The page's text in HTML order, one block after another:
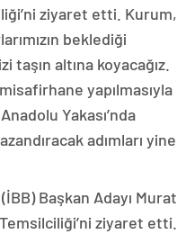
ziyaret etti. Kurum,
beklediği
altına koyacağız.
yapılmasıyla
Yakası’nda
adımları yine
Başkan Adayı Murat
ziyaret etti.